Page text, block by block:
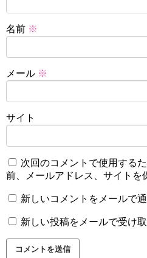
名前 ※
メール ※
サイト
次回のコメントで使用する
前、メールアドレス、サイトを
新しいコメントをメールで
新しい投稿をメールで受け